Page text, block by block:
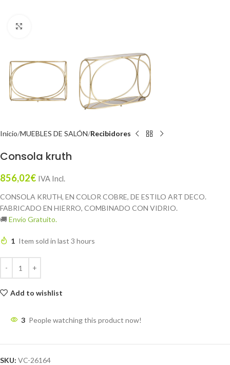
Inicio MUEBLES DE SALÓN Recibidores
Consola kruth
856,02€ IVA Incl.
CONSOLA KRUTH, EN COLOR COBRE, DE ESTILO ART DECO.
FABRICADO EN HIERRO, COMBINADO CON VIDRIO.
🚚 Envío Gratuito.
1 Item sold in last 3 hours
Add to wishlist
3 People watching this product now!
SKU: VC-26164